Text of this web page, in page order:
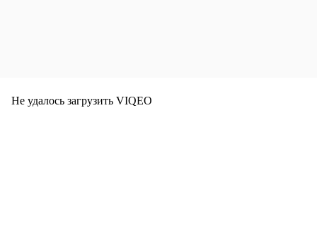
Не удалось загрузить VIQEO